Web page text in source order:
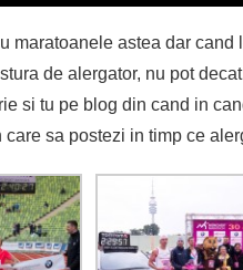
maratoanele astea dar cand
de alergator, nu pot
si tu pe blog din cand in
sa postezi in timp ce